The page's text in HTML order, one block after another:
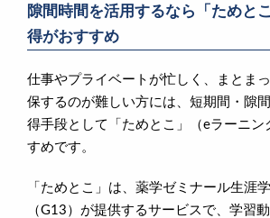
隙間時間を活用するなら「ためと
得がおすすめ
仕事やプライベートが忙しく、まとま
保するのが難しい方には、短期間・隙
得手段として「ためとこ」（eラーニン
すめです。
「ためとこ」は、薬学ゼミナール生涯
（G13）が提供するサービスで、学習